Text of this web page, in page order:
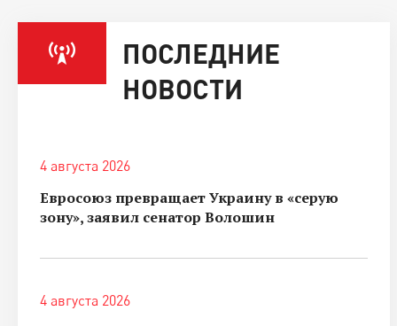
ПОСЛЕДНИЕ
НОВОСТИ
4 августа 2026
Евросоюз превращает Украину в «серую
зону», заявил сенатор Волошин
4 августа 2026